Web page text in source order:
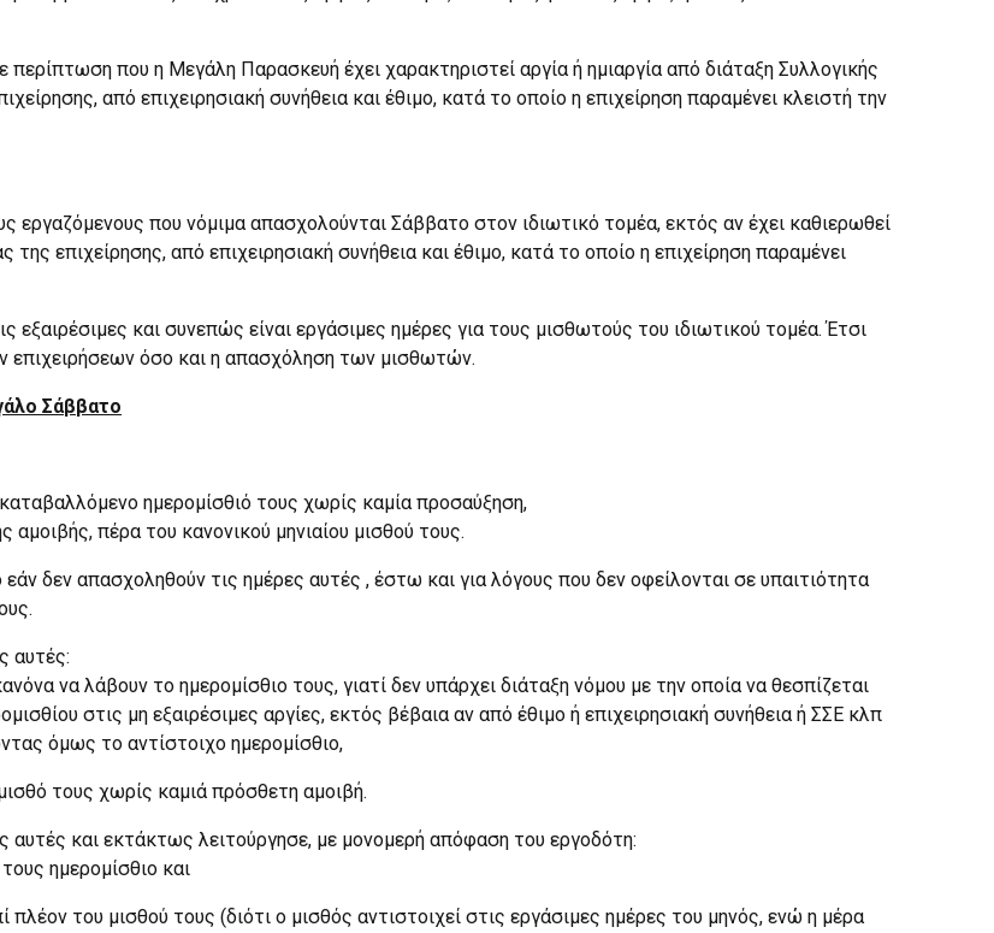
που η Μεγάλη Παρασκευή έχει χαρακτηριστεί αργία ή ημιαργία από διάταξη Συλλογικής
από επιχειρησιακή συνήθεια και έθιμο, κατά το οποίο η επιχείρηση παραμένει κλειστή την
που νόμιμα απασχολούνται Σάββατο στον ιδιωτικό τομέα, εκτός αν έχει καθιερωθεί
επιχείρησης, από επιχειρησιακή συνήθεια και έθιμο, κατά το οποίο η επιχείρηση παραμένει
και συνεπώς είναι εργάσιμες ημέρες για τους μισθωτούς του ιδιωτικού τομέα. Έτσι
επιχειρήσεων όσο και η απασχόληση των μισθωτών.
Σάββατο
ημερομίσθιό τους χωρίς καμία προσαύξηση,
αμοιβής, πέρα του κανονικού μηνιαίου μισθού τους.
εάν δεν απασχοληθούν τις ημέρες αυτές , έστω και για λόγους που δεν οφείλονται σε υπαιτιότητα
αυτές:
να λάβουν το ημερομίσθιο τους, γιατί δεν υπάρχει διάταξη νόμου με την οποία να θεσπίζεται
στις μη εξαιρέσιμες αργίες, εκτός βέβαια αν από έθιμο ή επιχειρησιακή συνήθεια ή ΣΣΕ κλπ
όμως το αντίστοιχο ημερομίσθιο,
τους χωρίς καμιά πρόσθετη αμοιβή.
αυτές και εκτάκτως λειτούργησε, με μονομερή απόφαση του εργοδότη:
ημερομίσθιο και
πλέον του μισθού τους (διότι ο μισθός αντιστοιχεί στις εργάσιμες ημέρες του μηνός, ενώ η μέρα